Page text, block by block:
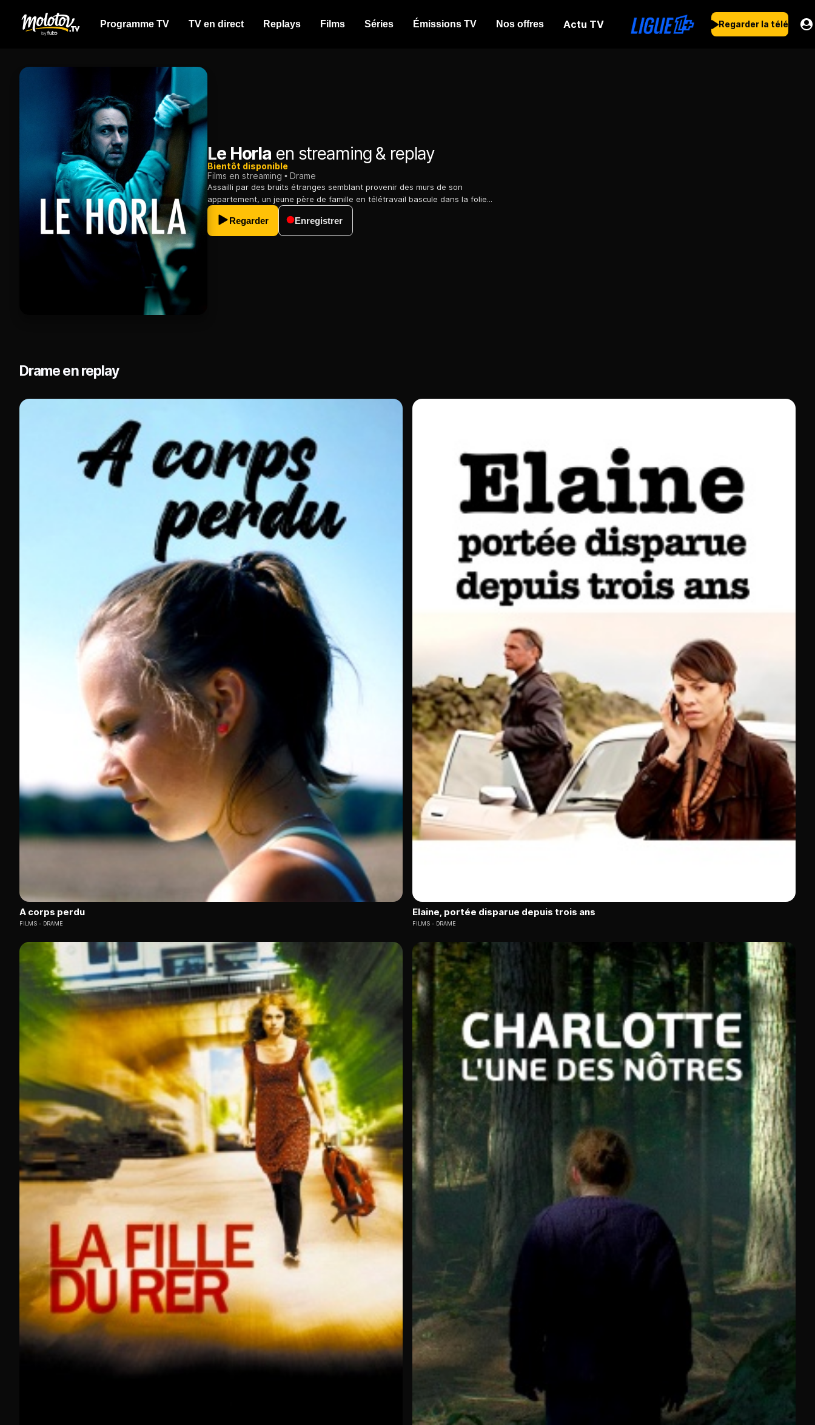
Programme TV TV en direct Replays Films Séries Émissions TV Nos offres Actu TV Regarder la télé
Le Horla en streaming & replay
Bientôt disponible
Films en streaming
Drame
Assailli par des bruits étranges semblant provenir des murs de son
appartement, un jeune père de famille en télétravail bascule dans la folie...
Regarder Enregistrer
Drame en replay
A corps perdu
FILMS DRAME
Elaine, portée disparue depuis trois ans
FILMS DRAME